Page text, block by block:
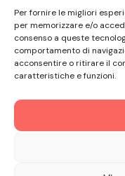
Per fornire le migliori
per memorizzare e/o
consenso a queste
comportamento di
acconsentire o ritirare il
caratteristiche e funzioni.
Guide
Modulistica
Webinar
Centro assistenza